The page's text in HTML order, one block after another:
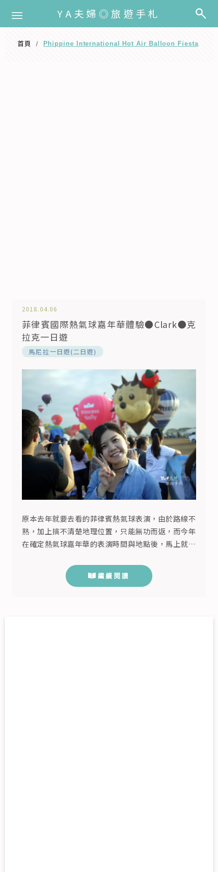
YA夫婦◎旅遊手札
首頁 / Phippine International Hot Air Balloon Fiesta
2018.04.06
菲律賓國際熱氣球嘉年華體驗●Clark●克
拉克一日遊
馬尼拉一日遊(二日遊)
原本去年就要去看的菲律賓熱氣球表演，由於路線不
熟，加上搞不清楚地理位置，只能無功而返，而今年
在確定熱氣球嘉年華的表演時間與地點後，馬上就開
Phippine International Hot Air Balloon Fiesta菲
律賓國際熱氣球節，都是在Clark克拉克舉辦，而訪
繼續閱讀